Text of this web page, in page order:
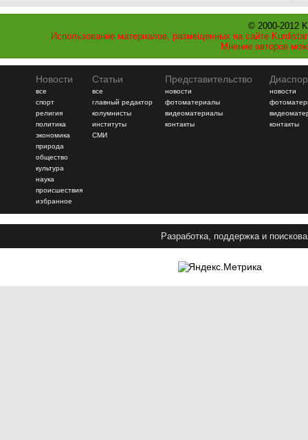
© 2000-2012
Использование материалов, размещенных на сайте
Мнение авторов
Новости
все
спорт
религия
политика
экономика
природа
общество
культура
наука
происшествия
избранное
Статьи
все
главный редактор
колумнисты
институты
СМИ
Представительство
новости
фотоматериалы
видеоматериалы
контакты
новости
контакты
Разработка, поддержка и